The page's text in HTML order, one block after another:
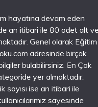
hayatına devam eden
an itibari ile 80 adet alt
Genel olarak Eğitim
adresinde birçok
bulabilirsiniz. En Çok
yer almaktadır.
sayısı ise an itibari ile
sayesinde